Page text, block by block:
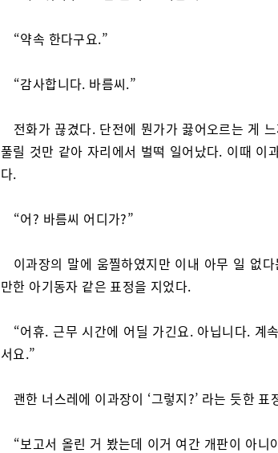
“약속 한다구요.”
“감사합니다. 바름씨.”
전화가 끊겼다. 단전에 뭔가가 끓어오르는 게
풀릴 것만 같아 자리에서 벌떡 일어났다. 이때 이
다.
“어? 바름씨 어디가?”
이과장의 말에 움찔하였지만 이내 아무 일 없
만한 아기동자 같은 표정을 지었다.
“어휴. 근무 시간에 어딜 가긴요. 아닙니다. 계
서요.”
괜한 너스레에 이과장이 ‘그렇지?’ 라는 듯한 표
“보고서 올린 거 봤는데 이거 여간 개판이 아